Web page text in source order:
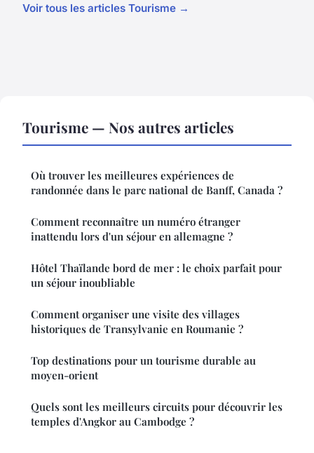
Voir tous les articles Tourisme →
Tourisme — Nos autres articles
Où trouver les meilleures expériences de
randonnée dans le parc national de Banff, Canada ?
Comment reconnaître un numéro étranger
inattendu lors d'un séjour en allemagne ?
Hôtel Thaïlande bord de mer : le choix parfait pour
un séjour inoubliable
Comment organiser une visite des villages
historiques de Transylvanie en Roumanie ?
Top destinations pour un tourisme durable au
moyen-orient
Quels sont les meilleurs circuits pour découvrir les
temples d'Angkor au Cambodge ?